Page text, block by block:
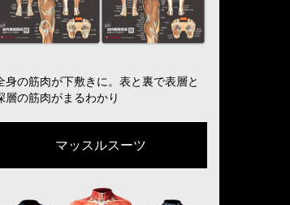
身の筋肉が下敷きに。表と裏で表層と
層の筋肉がまるわかり
マッスルスーツ